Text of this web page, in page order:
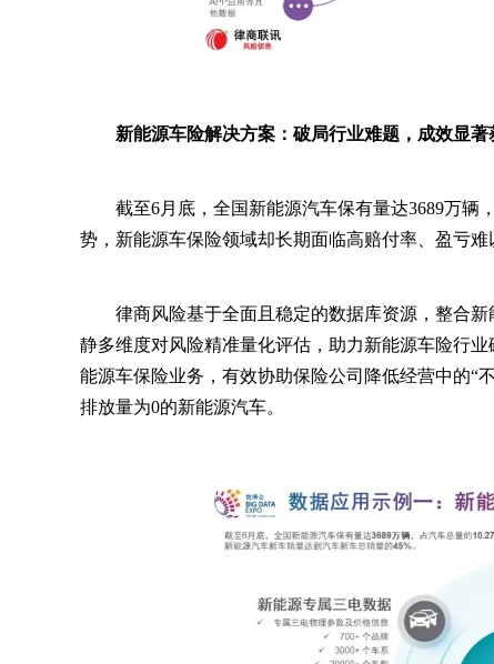
新能源车险解决方案：破局行业难题，成效显著
截至6月底，全国新能源汽车保有量达3689万辆
势，新能源车保险领域却长期面临高赔付率、盈亏难
律商风险基于全面且稳定的数据库资源，整合
静多维度对风险精准量化评估，助力新能源车险行
能源车保险业务，有效协助保险公司降低经营中的“
排放量为0的新能源汽车。